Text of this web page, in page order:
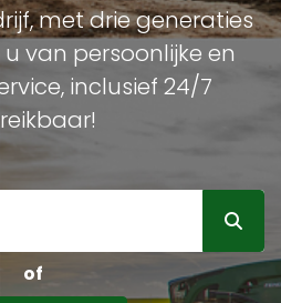
met drie generaties
van persoonlijke en
inclusief 24/7
of